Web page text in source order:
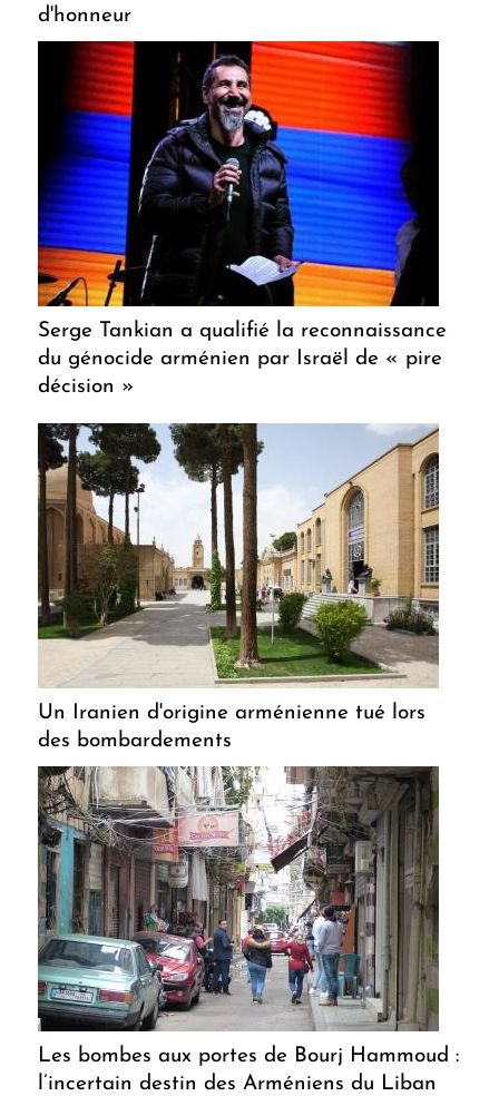
d'honneur
Serge Tankian a qualifié la reconnaissance
du génocide arménien par Israël de « pire
décision »
Un Iranien d'origine arménienne tué lors
des bombardements
Les bombes aux portes de Bourj Hammoud :
l’incertain destin des Arméniens du Liban